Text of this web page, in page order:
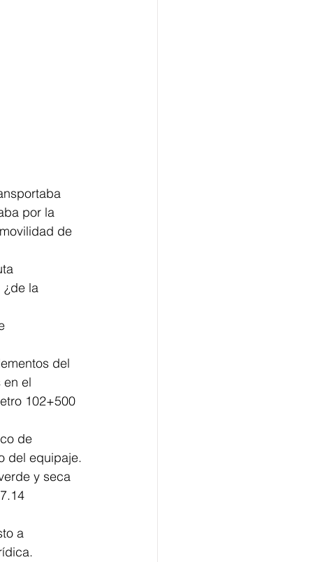
por la
de
¿de la
del
el
102+500
de
del equipaje.
y seca
a